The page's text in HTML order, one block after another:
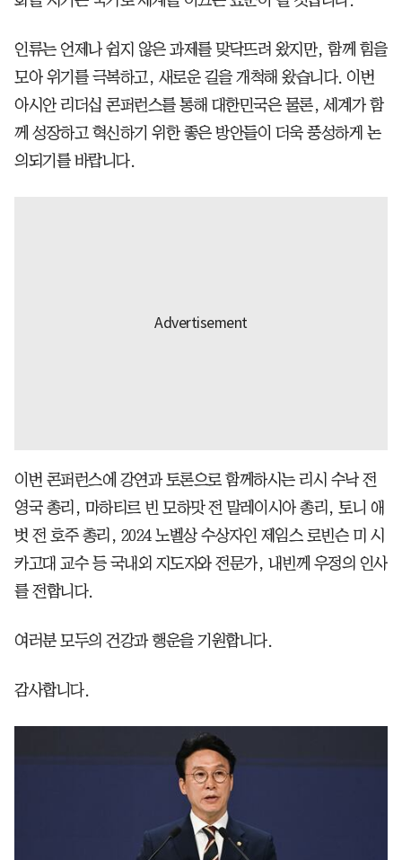
인류는 언제나 쉽지 않은 과제를 맞닥뜨려 왔지만, 함께 힘을
모아 위기를 극복하고, 새로운 길을 개척해 왔습니다. 이번
아시안 리더십 콘퍼런스를 통해 대한민국은 물론, 세계가 함
께 성장하고 혁신하기 위한 좋은 방안들이 더욱 풍성하게 논
의되기를 바랍니다.
이번 콘퍼런스에 강연과 토론으로 함께하시는 리시 수낙 전
영국 총리, 마하티르 빈 모하맛 전 말레이시아 총리, 토니 애
벗 전 호주 총리, 2024 노벨상 수상자인 제임스 로빈슨 미 시
카고대 교수 등 국내외 지도자와 전문가, 내빈께 우정의 인사
를 전합니다.
여러분 모두의 건강과 행운을 기원합니다.
감사합니다.